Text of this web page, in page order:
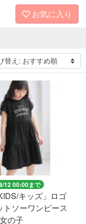
お気に入り
12 00:00まで
キッズ」ロゴ
トソーワンピース
の子